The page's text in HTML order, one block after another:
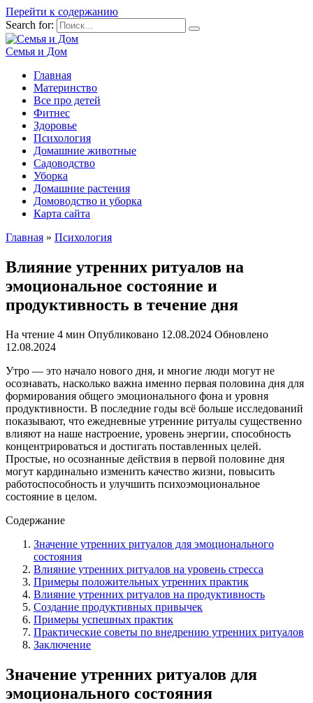
Перейти к содержанию
Search for:
Семья и Дом
Главная
Материнство
Все про детей
Фитнес
Здоровье
Психология
Домашние животные
Садоводство
Уборка
Домашние растения
Домоводство и уборка
Карта сайта
Главная » Психология
Влияние утренних ритуалов на
эмоциональное состояние и
продуктивность в течение дня
На чтение 4 мин Опубликовано 12.08.2024 Обновлено
12.08.2024
Утро — это начало нового дня, и многие люди могут не
осознавать, насколько важна именно первая половина дня для
формирования общего эмоционального фона и уровня
продуктивности. В последние годы всё больше исследований
показывают, что ежедневные утренние ритуалы существенно
влияют на наше настроение, уровень энергии, способность
концентрироваться и достигать поставленных целей.
Простые, но осознанные действия в первой половине дня
могут кардинально изменить качество жизни, повысить
работоспособность и улучшить психоэмоциональное
состояние в целом.
Содержание
Значение утренних ритуалов для эмоционального
состояния
Влияние утренних ритуалов на уровень стресса
Примеры положительных утренних практик
Влияние утренних ритуалов на продуктивность
Создание продуктивных привычек
Примеры успешных практик
Практические советы по внедрению утренних ритуалов
Заключение
Значение утренних ритуалов для
эмоционального состояния